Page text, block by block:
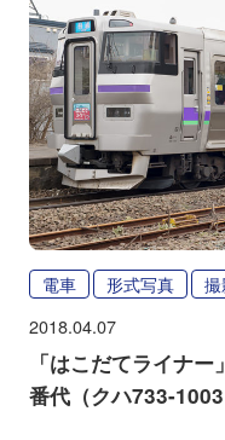
電車 形式写真
2018.04.07
「はこだてライナ
番代（クハ733-1003